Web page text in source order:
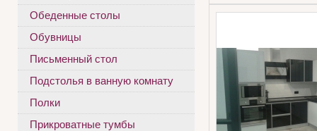
Обеденные столы
Обувницы
Письменный стол
Подстолья в ванную комнату
Полки
Прикроватные тумбы